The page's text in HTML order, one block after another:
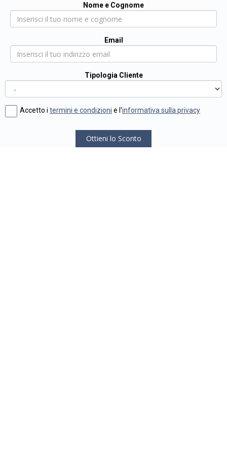
Nome e Cognome
Email
Tipologia Cliente
Accetto i termini e condizioni e l'informativa sulla privacy
Ottieni lo Sconto